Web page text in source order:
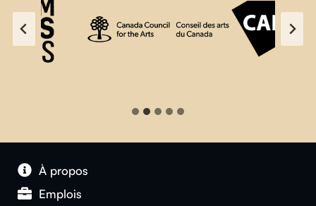
À propos
Emplois